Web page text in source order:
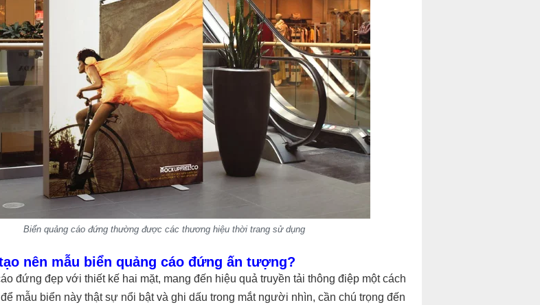
Biển quảng cáo đứng thường được các thương hiệu thời trang sử dụng
nên mẫu biển quảng cáo đứng ấn tượng?
đứng đẹp với thiết kế hai mặt, mang đến hiệu quả truyền tải thông điệp một cách
mẫu biển này thật sự nổi bật và ghi dấu trong mắt người nhìn, cần chú trọng đến